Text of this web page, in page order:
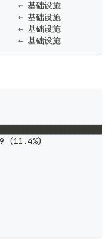
← 基础设施
← 基础设施
← 基础设施
← 基础设施
(11.4%)